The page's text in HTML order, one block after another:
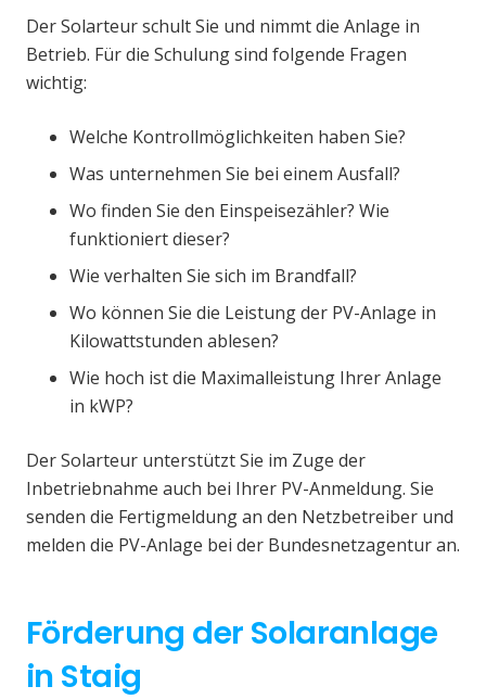
Der Solarteur schult Sie und nimmt die Anlage in
Betrieb. Für die Schulung sind folgende Fragen
wichtig:
Welche Kontrollmöglichkeiten haben Sie?
Was unternehmen Sie bei einem Ausfall?
Wo finden Sie den Einspeisezähler? Wie
funktioniert dieser?
Wie verhalten Sie sich im Brandfall?
Wo können Sie die Leistung der PV-Anlage in
Kilowattstunden ablesen?
Wie hoch ist die Maximalleistung Ihrer Anlage
in kWP?
Der Solarteur unterstützt Sie im Zuge der
Inbetriebnahme auch bei Ihrer PV-Anmeldung. Sie
senden die Fertigmeldung an den Netzbetreiber und
melden die PV-Anlage bei der Bundesnetzagentur an.
Förderung der Solaranlage
in Staig